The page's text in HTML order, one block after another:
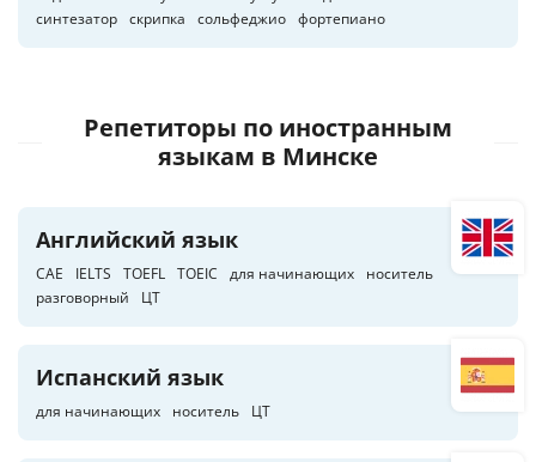
синтезатор скрипка сольфеджио фортепиано
Репетиторы по иностранным
языкам в Минске
Английский язык
CAE IELTS TOEFL TOEIC для начинающих
носитель
разговорный
ЦТ
Испанский язык
для начинающих носитель ЦТ